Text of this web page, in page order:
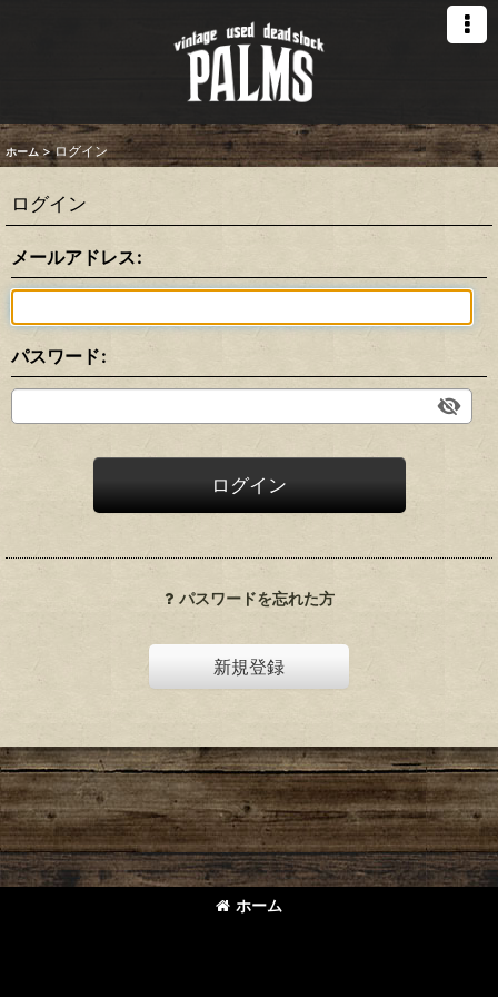
ホーム > ログイン
ログイン
メールアドレス:
パスワード:
ログイン
パスワードを忘れた方
新規登録
ホーム